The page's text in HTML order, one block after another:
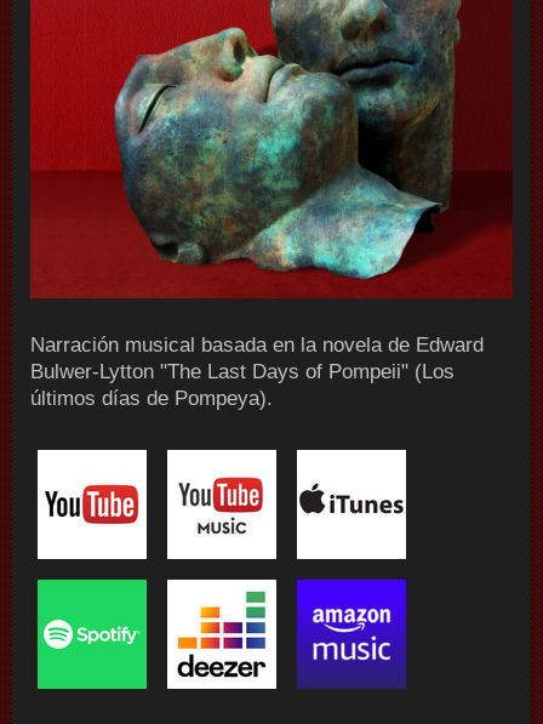
Narración musical basada en la novela de Edward
Bulwer-Lytton "The Last Days of Pompeii" (Los
últimos días de Pompeya).